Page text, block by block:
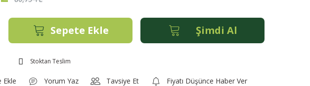
Sepete Ekle Şimdi Al
Stoktan Teslim
Yorum Yaz Tavsiye Et Fiyatı Düşünce Haber Ver